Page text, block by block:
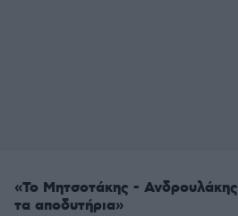
«Το Μητσοτάκης - Ανδρουλάκης
τα αποδυτήρια»